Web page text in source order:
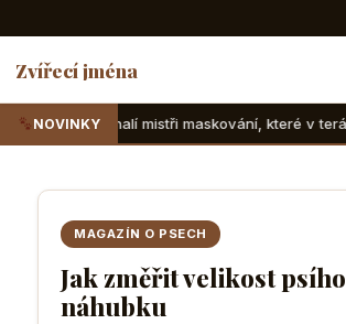
Zvířecí jména
NOVINKY
maskování, které v teráriu sotva najdete
MAGAZÍN O PSECH
Jak změřit velikost psího
náhubku